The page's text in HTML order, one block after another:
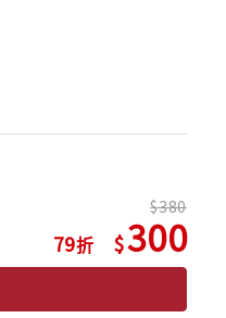
79
380
300